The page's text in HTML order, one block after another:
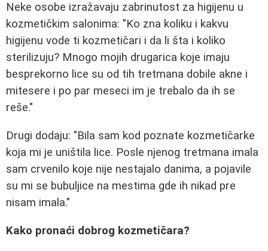
Neke osobe izražavaju zabrinutost za higijenu u
kozmetičkim salonima: "Ko zna koliku i kakvu
higijenu vode ti kozmetičari i da li šta i koliko
sterilizuju? Mnogo mojih drugarica koje imaju
besprekorno lice su od tih tretmana dobile akne i
mitesere i po par meseci im je trebalo da ih se
reše."
Drugi dodaju: "Bila sam kod poznate kozmetičarke
koja mi je uništila lice. Posle njenog tretmana imala
sam crvenilo koje nije nestajalo danima, a pojavile
su mi se bubuljice na mestima gde ih nikad pre
nisam imala."
Kako pronaći dobrog kozmetičara?